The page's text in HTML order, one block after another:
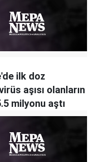
ilk doz
aşısı olanların
milyonu aştı